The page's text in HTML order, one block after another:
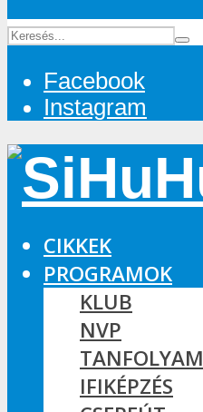
Facebook
Instagram
CIKKEK
PROGRAMOK
KLUB
NVP
TANFOLYAM
IFIKÉPZÉS